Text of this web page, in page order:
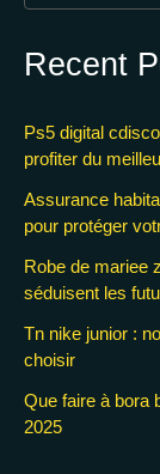
Recent
Ps5 digital
profiter du
Assurance
pour protéger
Robe de mariee
séduisent les
Tn nike junior :
choisir
Que faire à bora
2025